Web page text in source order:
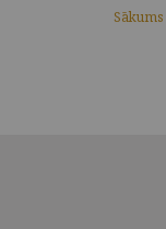
Sākums